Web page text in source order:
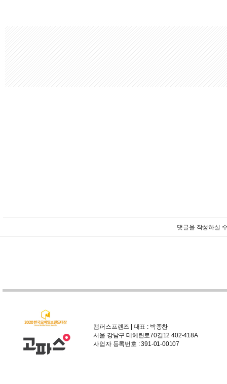
댓글을 작성하실
캠퍼스프렌즈 | 대표 : 박종찬
서울 강남구 테헤란로70길12 402-418A
사업자 등록번호 : 391-01-00107